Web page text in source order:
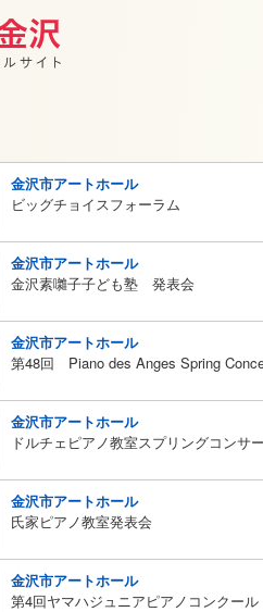
金沢市アートホール
ビッグチョイスフォーラム
金沢市アートホール
金沢素囃子子ども塾 発表会
金沢市アートホール
第48回 Piano des Anges Spring
金沢市アートホール
ドルチェピアノ教室スプリングコンサ
金沢市アートホール
氏家ピアノ教室発表会
金沢市アートホール
第4回ヤマハジュニアピアノコンクー